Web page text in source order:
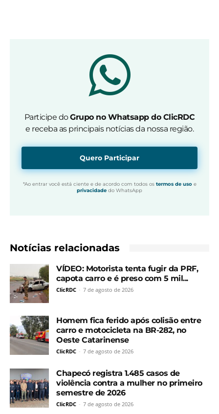
Participe doGrupo no Whatsapp do ClicRDC
e receba as principais notícias da nossa região.
Quero Participar
*Ao entrar você está ciente e de acordo com todos os termos de usoe
privacidade do WhatsApp
Notícias relacionadas
VÍDEO: Motorista tenta fugir da PRF,
capota carro e é preso com 5 mil...
ClicRDC - 7 de agosto de 2026
Homem fica ferido após colisão entre
carro e motocicleta na BR-282, no
Oeste Catarinense
ClicRDC - 7 de agosto de 2026
Chapecó registra 1.485 casos de
violência contra a mulher no primeiro
semestre de 2026
ClicRDC - 7 de agosto de 2026